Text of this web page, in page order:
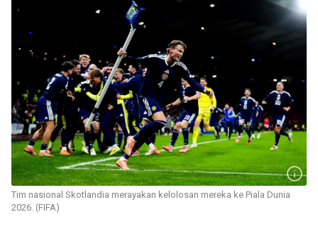
Tim nasional Skotlandia merayakan kelolosan mereka ke Piala Dunia
2026. (FIFA)